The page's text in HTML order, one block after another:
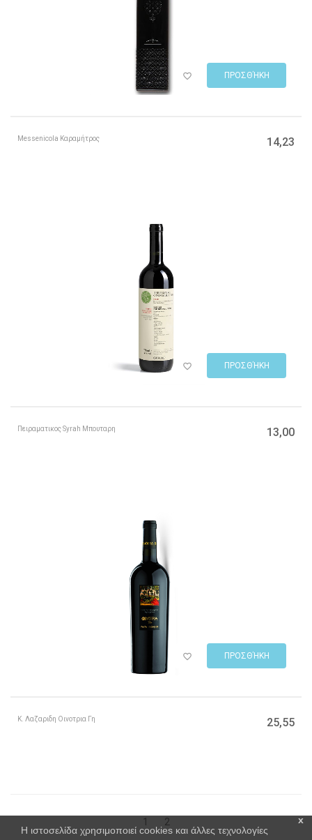
ΠΡΟΣΘΉΚΗ
Messenicola Καραμήτρος 14,23
ΠΡΟΣΘΉΚΗ
Πειραματικος Syrah Μπουταρη 13,00
ΠΡΟΣΘΉΚΗ
Κ. Λαζαριδη Οινοτρια Γη 25,55
1 2
x
Η ιστοσελίδα χρησιμοποιεί cookies και άλλες τεχνολογίες